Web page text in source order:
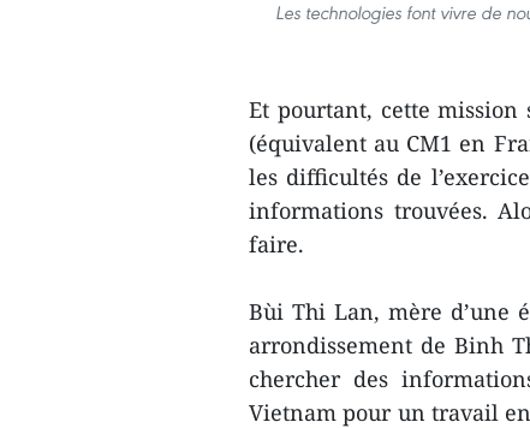
Les technologies font vivre de
Et pourtant, cette
(équivalent au CM1 en
les difficultés de
informations trouvées.
faire.
Bùi Thi Lan, mère d’une
arrondissement de Binh
chercher des
Vietnam pour un travail